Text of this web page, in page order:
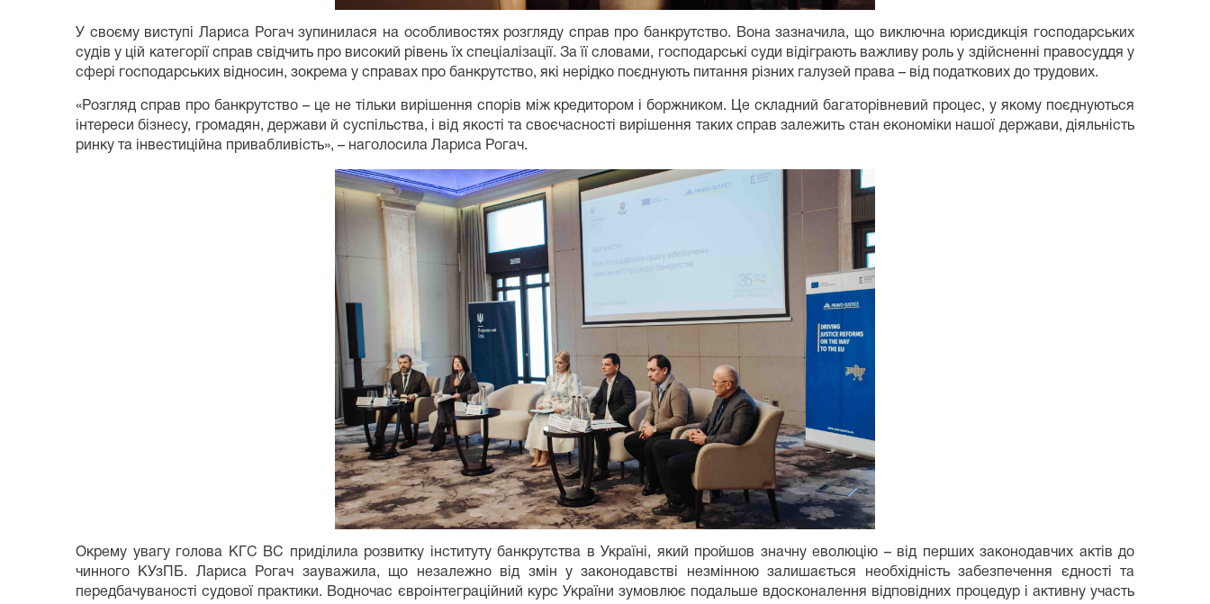
У своєму виступі Лариса Рогач зупинилася на особливостях розгляду справ про банкрутство. Вона зазначила, що виключна юрисдикція господарських
судів у цій категорії справ свідчить про високий рівень їх спеціалізації. За її словами, господарські суди відіграють важливу роль у здійсненні правосуддя у
сфері господарських відносин, зокрема у справах про банкрутство, які нерідко поєднують питання різних галузей права – від податкових до трудових.
«Розгляд справ про банкрутство – це не тільки вирішення спорів між кредитором і боржником. Це складний багаторівневий процес, у якому поєднуються
інтереси бізнесу, громадян, держави й суспільства, і від якості та своєчасності вирішення таких справ залежить стан економіки нашої держави, діяльність
ринку та інвестиційна привабливість», – наголосила Лариса Рогач.
Окрему увагу голова КГС ВС приділила розвитку інституту банкрутства в Україні, який пройшов значну еволюцію – від перших законодавчих актів до
чинного КУзПБ. Лариса Рогач зауважила, що незалежно від змін у законодавстві незмінною залишається необхідність забезпечення єдності та
передбачуваності судової практики. Водночас євроінтеграційний курс України зумовлює подальше вдосконалення відповідних процедур і активну участь